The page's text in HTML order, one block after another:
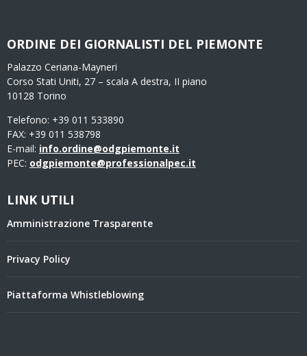
ORDINE DEI GIORNALISTI DEL PIEMONTE
Palazzo Ceriana-Mayneri
Corso Stati Uniti, 27 – scala A destra, II piano
10128 Torino
Telefono: +39 011 533890
FAX: +39 011 538798
E-mail: info.ordine@odgpiemonte.it
PEC: odgpiemonte@professionalpec.it
LINK UTILI
Amministrazione Trasparente
Privacy Policy
Piattaforma Whistleblowing